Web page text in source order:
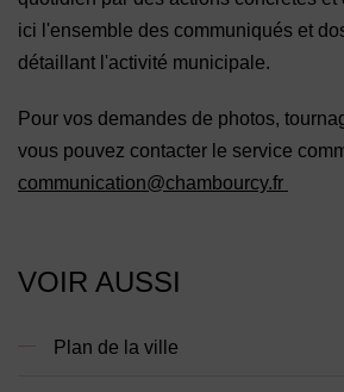
ici l'ensemble des communiqués et
détaillant l'activité municipale.
Pour vos demandes de photos,
vous pouvez contacter le service
communication@chambourcy.fr
VOIR AUSSI
Plan de la ville